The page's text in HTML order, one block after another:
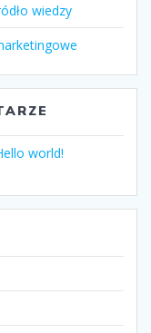
wiedzy
world!